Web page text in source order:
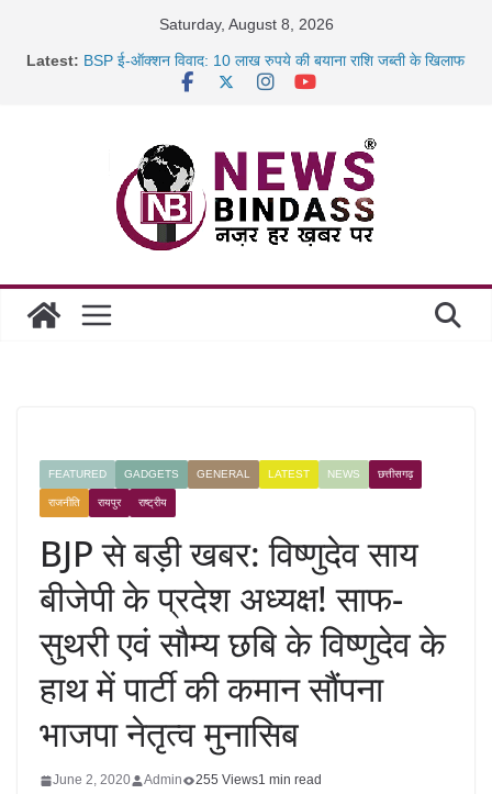
Saturday, August 8, 2026
Latest: BSP ई-ऑक्शन विवाद: 10 लाख रुपये की बयाना राशि जब्ती के खिलाफ
साइबर ठगी पर दुर्ग पुलिस का बड़ा एक्शन: 13 म्यूल बैंक खाताधारक
गिरफ्तार
FEATURED GADGETS GENERAL LATEST NEWS छत्तीसगढ़
राजनीति रायपुर राष्ट्रीय
BJP से बड़ी खबर: विष्णुदेव साय
बीजेपी के प्रदेश अध्यक्ष! साफ-
सुथरी एवं सौम्य छबि के विष्णुदेव के
हाथ में पार्टी की कमान सौंपना
भाजपा नेतृत्व मुनासिब
June 2, 2020 Admin 255 Views1 min read